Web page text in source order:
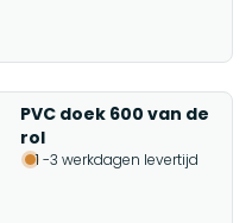
PVC doek 600 van de
rol
1 -3 werkdagen levertijd